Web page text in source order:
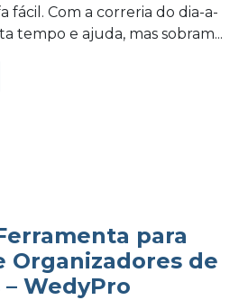
fácil. Com a correria do dia-a-
tempo e ajuda, mas sobram...
para
Organizadores de
WedyPro